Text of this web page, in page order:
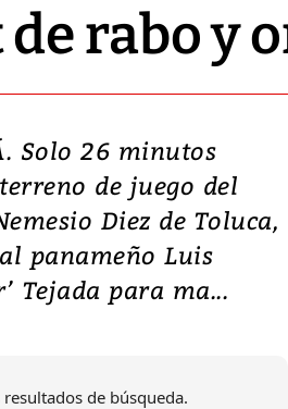
rabo y
Solo 26 minutos
de juego del
Diez de Toluca,
panameño Luis
Tejada para ma...
de búsqueda.
Israel regala a EE UU su
nueva embajada en
Jerusalén sobre tierra de
familias palestinas